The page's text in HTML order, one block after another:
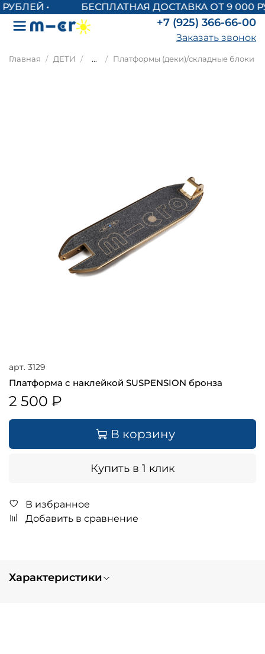
БЕСПЛАТНАЯ ДОСТАВКА ОТ 9 000
+7 (925) 366-66-00
Заказать звонок
Главная ДЕТИ ... Платформы (деки)/складные блоки
арт. 3129
Платформа с наклейкой SUSPENSION бронза
2 500 ₽
В корзину
Купить в 1 клик
В избранное
Добавить в сравнение
Характеристики